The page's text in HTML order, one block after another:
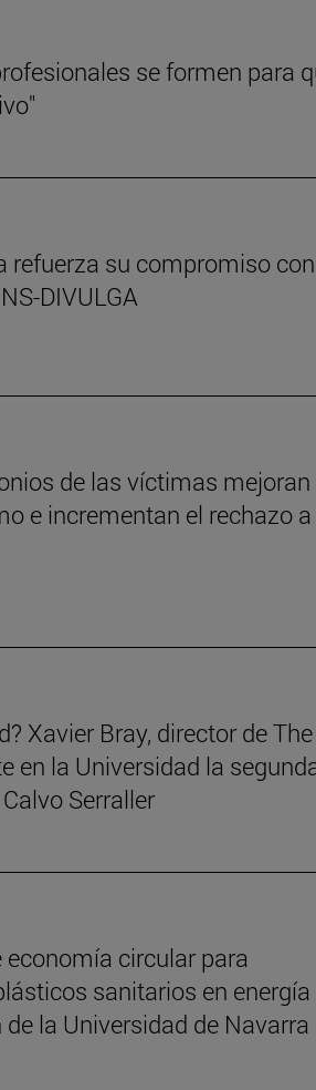
se formen para
refuerza su compromiso
DIVULGA
de las víctimas mejoran
e incrementan el rechazo
Xavier Bray, director de The
en la Universidad la
Serraller
economía circular para
sanitarios en energía
la Universidad de Navarra